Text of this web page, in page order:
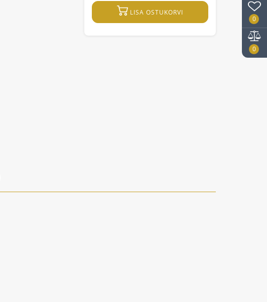
0
0
LISA OSTUKORVI